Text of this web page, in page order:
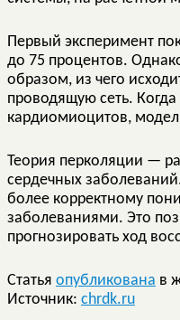
Первый эксперимент
до 75 процентов.
образом, из чего
проводящую сеть.
кардиомиоцитов,
Теория перколяции —
сердечных
более корректному
заболеваниями. Это
прогнозировать ход
Статья опубликована в
Источник: chrdk.ru